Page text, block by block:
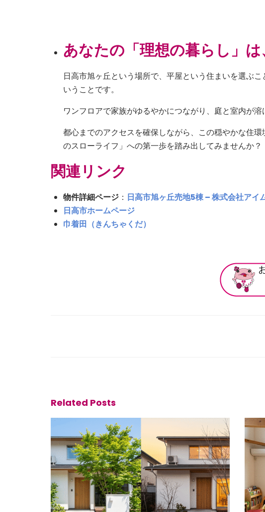
あなたの「理想の暮らし」は
日高市旭ヶ丘という場所で、平屋という住まいを選ぶ
いうことです。
ワンフロアで家族がゆるやかにつながり、庭と室内が
都心までのアクセスを確保しながら、この穏やかな住
のスローライフ」への第一歩を踏み出してみませんか？
関連リンク
物件詳細ページ ： 日高市旭ヶ丘売地5棟 – 株式会社アイ
日高市ホームページ
巾着田（きんちゃくだ）
Related Posts